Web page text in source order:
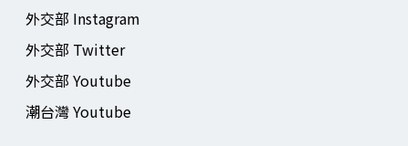
外交部 Instagram
外交部 Twitter
外交部 Youtube
潮台灣 Youtube